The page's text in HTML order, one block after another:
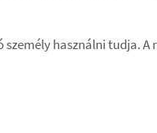
használni tudja.